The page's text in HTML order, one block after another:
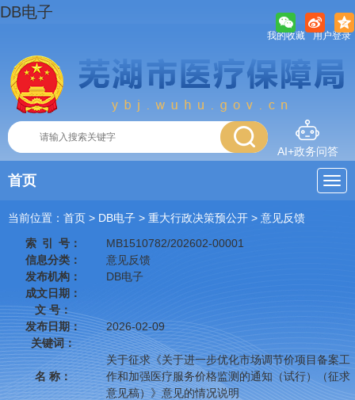
DB电子
我的收藏 用户登录
AI+政务问答
首页
当前位置： 首页 > DB电子 > 重大行政决策预公开 > 意见反馈
索 引 号：
MB1510782/202602-00001
信息分类：
意见反馈
发布机构：
DB电子
成文日期：
文 号：
发布日期：
2026-02-09
关键词：
名 称：
关于征求《关于进一步优化市场调节价项目备案工
作和加强医疗服务价格监测的通知（试行）（征求
意见稿）》意见的情况说明